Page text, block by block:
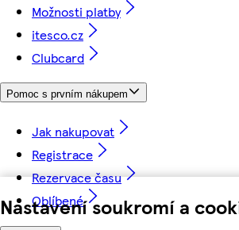
Nastavení soukromí a
Možnosti platby
itesco.cz
Clubcard
Pomoc s prvním nákupem
Jak nakupovat
Registrace
Rezervace času
Oblíbené